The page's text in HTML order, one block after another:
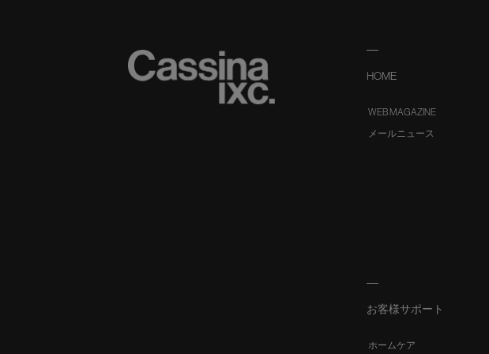
HOME
WEB MAGAZINE
メールニュース
お客様サポート
ホームケア